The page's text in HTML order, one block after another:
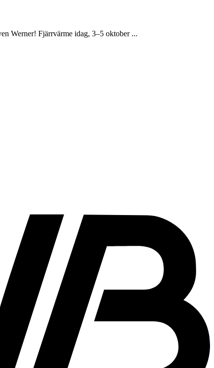
Werner! Fjärrvärme idag, 3–5 oktober ...